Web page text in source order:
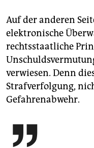
Auf der anderen
elektronische
rechtsstaatliche
verwiesen. Denn
Strafverfolgung,
Gefahrenabwehr.
